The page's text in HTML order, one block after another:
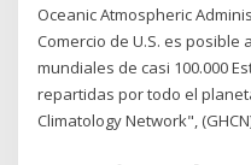
Oceanic Atmospheric
Comercio de U.S. es posible
mundiales de casi 100.000
repartidas por todo el
Climatology Network",